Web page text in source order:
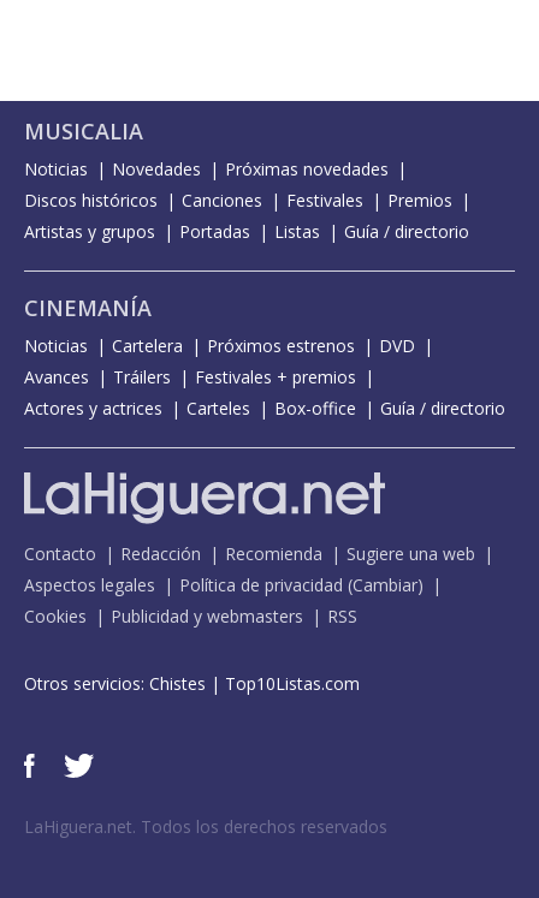
MUSICALIA
Noticias Novedades
Próximas novedades
Discos históricos
Canciones Festivales
Premios
Artistas y grupos
Portadas Listas Guía / directorio
CINEMANÍA
Noticias Cartelera Próximos estrenos
DVD
Avances
Tráilers
Festivales + premios
Actores y actrices
Carteles Box-office Guía / directorio
Contacto Redacción Recomienda
Sugiere una web
Aspectos legales
Política de privacidad (Cambiar)
Cookies
Publicidad y webmasters RSS
Otros servicios: Chistes | Top10Listas.com
LaHiguera.net. Todos los derechos reservados